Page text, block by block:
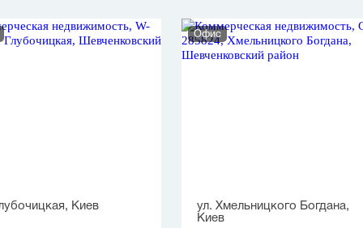
Киев
Офис
ул. Хмельницкого Богдана,
Киев